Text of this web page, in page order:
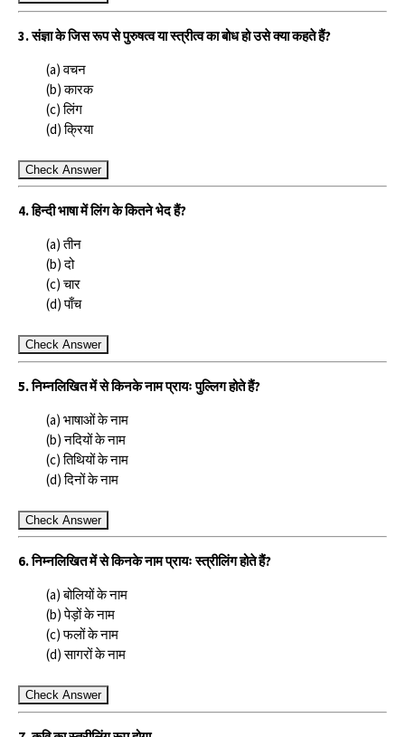
3. संज्ञा के जिस रूप से पुरुषत्व या स्त्रीत्व का बोध हो उसे क्या कहते हैं?
(a) वचन
(b) कारक
(c) लिंग
(d) क्रिया
Check Answer
4. हिन्दी भाषा में लिंग के कितने भेद हैं?
(a) तीन
(b) दो
(c) चार
(d) पाँच
Check Answer
5. निम्नलिखित में से किनके नाम प्रायः पुल्लिग होते हैं?
(a) भाषाओं के नाम
(b) नदियों के नाम
(c) तिथियों के नाम
(d) दिनों के नाम
Check Answer
6. निम्नलिखित में से किनके नाम प्रायः स्त्रीलिंग होते हैं?
(a) बोलियों के नाम
(b) पेड़ों के नाम
(c) फलों के नाम
(d) सागरों के नाम
Check Answer